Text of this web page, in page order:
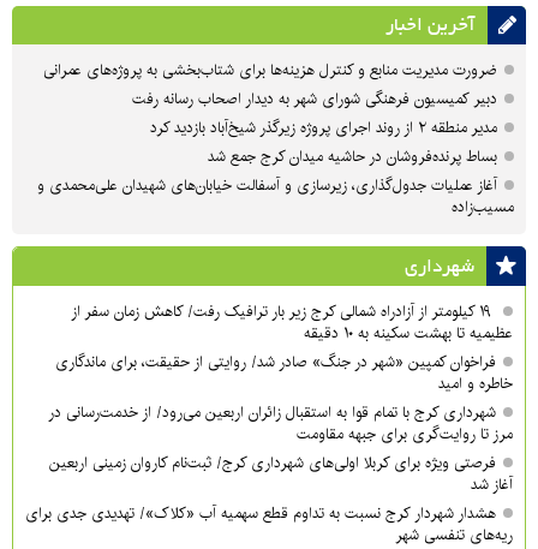
آخرین اخبار
ضرورت مدیریت منابع و کنترل هزینه‌ها برای شتاب‌بخشی به پروژه‌های عمرانی
دبیر کمیسیون فرهنگی شورای شهر به دیدار اصحاب رسانه رفت
مدیر منطقه ۲ از روند اجرای پروژه زیرگذر شیخ‌آباد بازدید کرد
بساط پرنده‌فروشان در حاشیه میدان کرج جمع شد
آغاز عملیات جدول‌گذاری، زیرسازی و آسفالت خیابان‌های شهیدان علی‌محمدی و
مسیب‌زاده
شهرداری
۱۹ کیلومتر از آزادراه شمالی کرج زیر بار ترافیک رفت/ کاهش زمان سفر از
عظیمیه تا بهشت سکینه به ۱۰ دقیقه
فراخوان کمپین «شهر در جنگ» صادر شد/ روایتی از حقیقت، برای ماندگاری
خاطره و امید
شهرداری کرج با تمام قوا به استقبال زائران اربعین می‌رود/ از خدمت‌رسانی در
مرز تا روایت‌گری برای جبهه مقاومت
فرصتی ویژه برای کربلا اولی‌های شهرداری کرج/ ثبت‌نام کاروان زمینی اربعین
آغاز شد
هشدار شهردار کرج نسبت به تداوم قطع سهمیه آب «کلاک»/ تهدیدی جدی برای
ریه‌های تنفسی شهر